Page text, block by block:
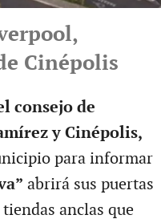
Cinépolis
consejo de
y Cinépolis,
para informar
abrirá sus puertas
anclas que